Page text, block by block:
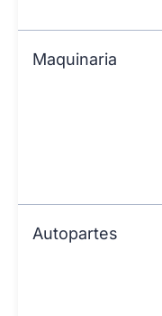
Maquinaria
Autopartes